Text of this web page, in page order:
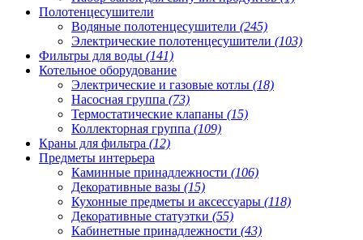
Полотенцесушители
Водяные полотенцесушители (245)
Электрические полотенцесушители (103)
Фильтры для воды (141)
Котельное оборудование
Электрические и газовые котлы (18)
Насосная группа (73)
Термостатические клапаны (15)
Коллекторная группа (109)
Краны для фильтра (12)
Предметы интерьера
Каминные принадлежности (106)
Декоративные вазы (15)
Кухонные предметы и аксессуары (118)
Декоративные статуэтки (55)
Кабинетные принадлежности (43)